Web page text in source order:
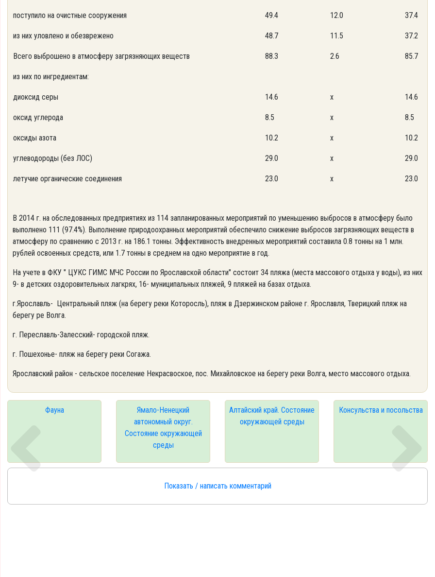
поступило на очистные сооружения 49.4 12.0 37.4
из них уловлено и обезврежено 48.7 11.5 37.2
Всего выброшено в атмосферу загрязняющих веществ 88.3 2.6 85.7
из них по ингредиентам:
диоксид серы 14.6 x 14.6
оксид углерода 8.5 x 8.5
оксиды азота 10.2 x 10.2
углеводороды (без ЛОС) 29.0 x 29.0
летучие органические соединения 23.0 x 23.0
В 2014 г. на обследованных предприятиях из 114 запланированных мероприятий по уменьшению выбросов в атмосферу было
выполнено 111 (97.4%). Выполнение природоохранных мероприятий обеспечило снижение выбросов загрязняющих веществ в
атмосферу по сравнению с 2013 г. на 186.1 тонны. Эффективность внедренных мероприятий составила 0.8 тонны на 1 млн.
рублей освоенных средств, или 1.7 тонны в среднем на одно мероприятие в год.
На учете в ФКУ " ЦУКС ГИМС МЧС России по Ярославской области" состоит 34 пляжа (места массового отдыха у воды), из них
9- в детских оздоровительных лагкрях, 16- муниципальных пляжей, 9 пляжей на базах отдыха.
г.Ярославль- Центральный пляж (на берегу реки Которосль), пляж в Дзержинском районе г. Ярославля, Тверицкий пляж на
берегу ре Волга.
г. Переславль-Залесский- городской пляж.
г. Пошехонье- пляж на берегу реки Согажа.
Ярославский район - сельское поселение Некрасвоское, пос. Михайловское на берегу реки Волга, место массового отдыха.
Фауна
Ямало-Ненецкий
автономный округ.
Состояние окружающей
среды
Алтайский край. Состояние
окружающей среды
Консульства и посольства
Показать / написать комментарий